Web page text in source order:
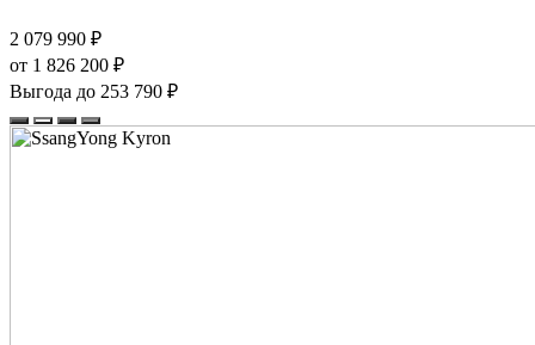
2 079 990 ₽
от 1 826 200 ₽
Выгода до 253 790 ₽